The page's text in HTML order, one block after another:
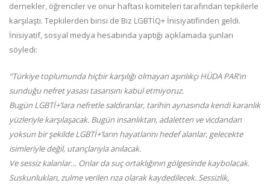
dernekler, öğrenciler ve onur haftası komiteleri tarafından tepkilerle
karşılaştı. Tepkilerden birisi de Biz LGBTİQ+ İnisiyatifinden geldi.
İnisiyatif, sosyal medya hesabında yaptığı açıklamada şunları
söyledi:
“Türkiye toplumunda hiçbir karşılığı olmayan aşırılıkçı HÜDA PAR’ın
sunduğu nefret yasası tasarısını kabul etmiyoruz.
Bugün LGBTİ+’lara nefretle saldıranlar, tarihin aynasında kendi karanlık
yüzleriyle karşılaşacak. Bugün insanlıktan, adaletten ve vicdandan
yoksun bir şekilde LGBTİ+’ların hayatlarını hedef alanlar, gelecekte
isimleriyle değil, utançlarıyla anılacak.
Ve sessiz kalanlar… Onlar da suç ortaklığının gölgesinde kaybolacak.
Suskunlukları, zulme verilen rıza olarak kaydedilecek. Sessizlik,